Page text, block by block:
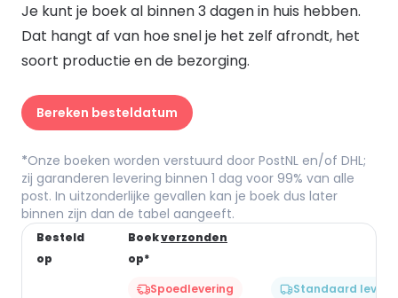
Je kunt je boek al binnen 3 dagen in huis hebben.
Dat hangt af van hoe snel je het zelf afrondt, het
soort productie en de bezorging.
Bereken besteldatum
*Onze boeken worden verstuurd door PostNL en/of DHL;
zij garanderen levering binnen 1 dag voor 99% van alle
post. In uitzonderlijke gevallen kan je boek dus later
binnen zijn dan de tabel aangeeft.
Besteld
op
Boekverzonden
op*
Spoedlevering
Standaard